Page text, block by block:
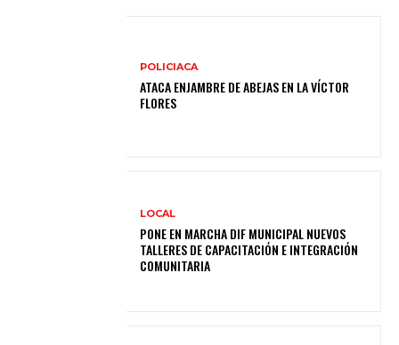
POLICIACA
ATACA ENJAMBRE DE ABEJAS EN LA VÍCTOR
FLORES
LOCAL
PONE EN MARCHA DIF MUNICIPAL NUEVOS
TALLERES DE CAPACITACIÓN E INTEGRACIÓN
COMUNITARIA